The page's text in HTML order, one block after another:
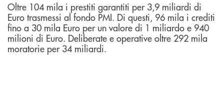
Oltre 104 mila i prestiti garantiti per 3,9 miliardi di
Euro trasmessi al fondo PMI. Di questi, 96 mila i crediti
fino a 30 mila Euro per un valore di 1 miliardo e 940
milioni di Euro. Deliberate e operative oltre 292 mila
moratorie per 34 miliardi.